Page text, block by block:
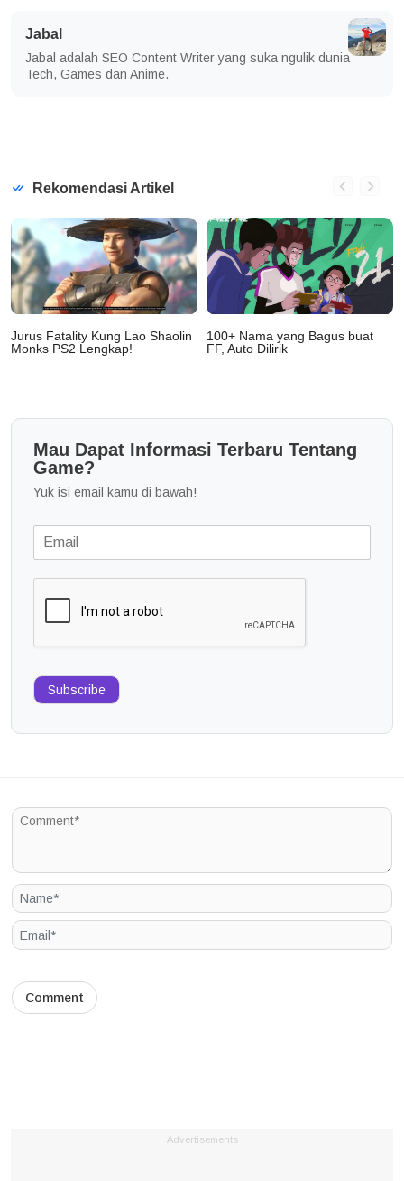
Jabal
Jabal adalah SEO Content Writer yang suka ngulik dunia
Tech, Games dan Anime.
Rekomendasi Artikel
Jurus Fatality Kung Lao Shaolin
Monks PS2 Lengkap!
100+ Nama yang Bagus buat
FF, Auto Dilirik
Mau Dapat Informasi Terbaru Tentang
Game?
Yuk isi email kamu di bawah!
Subscribe
Advertisements